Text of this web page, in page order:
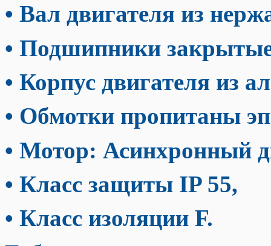
• Вал двигателя из
• Подшипники
• Корпус двигателя из
• Обмотки пропитаны
• Мотор: Асинхронный
• Класс защиты IP 55,
• Класс изоляции F.